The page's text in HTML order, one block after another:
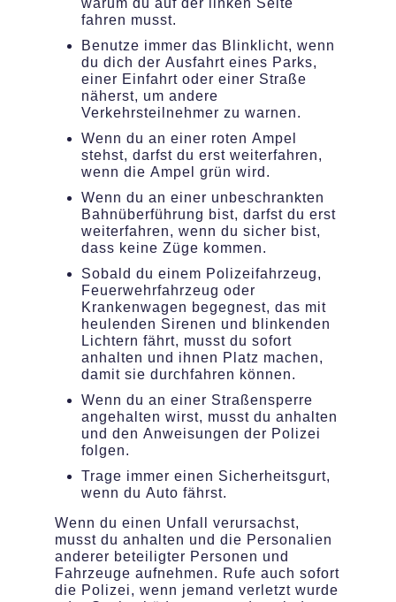
fahren musst.
Benutze immer das Blinklicht, wenn
du dich der Ausfahrt eines Parks,
einer Einfahrt oder einer Straße
näherst, um andere
Verkehrsteilnehmer zu warnen.
Wenn du an einer roten Ampel
stehst, darfst du erst weiterfahren,
wenn die Ampel grün wird.
Wenn du an einer unbeschrankten
Bahnüberführung bist, darfst du erst
weiterfahren, wenn du sicher bist,
dass keine Züge kommen.
Sobald du einem Polizeifahrzeug,
Feuerwehrfahrzeug oder
Krankenwagen begegnest, das mit
heulenden Sirenen und blinkenden
Lichtern fährt, musst du sofort
anhalten und ihnen Platz machen,
damit sie durchfahren können.
Wenn du an einer Straßensperre
angehalten wirst, musst du anhalten
und den Anweisungen der Polizei
folgen.
Trage immer einen Sicherheitsgurt,
wenn du Auto fährst.
Wenn du einen Unfall verursachst,
musst du anhalten und die Personalien
anderer beteiligter Personen und
Fahrzeuge aufnehmen. Rufe auch sofort
die Polizei, wenn jemand verletzt wurde